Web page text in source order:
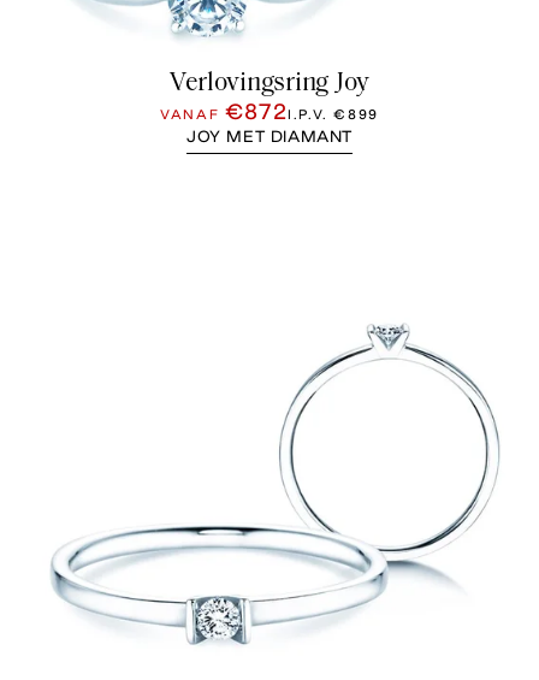
Verlovingsring Joy
VANAF €872I.P.V.€899
JOY MET DIAMANT